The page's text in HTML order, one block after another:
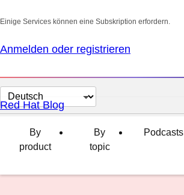
Einige Services können eine Subskription erfordern.
Anmelden oder registrieren
Sprache
auswählen
Red Hat Blog
By
product
By
topic
Podcasts